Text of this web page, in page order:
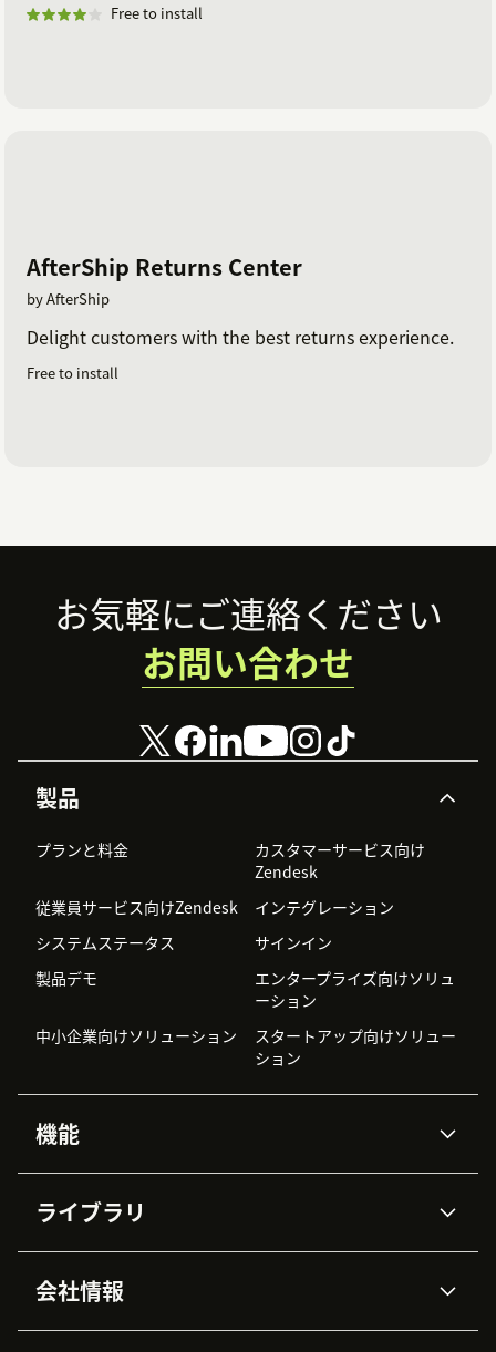
Free to install
AfterShip Returns Center
by AfterShip
Delight customers with the best returns experience.
Free to install
Footer
製品
プランと料金
カスタマーサービス向け
Zendesk
従業員サービス向けZendesk
インテグレーション
システムステータス
サインイン
製品デモ
エンタープライズ向けソリュ
ーション
中小企業向けソリューション
スタートアップ向けソリュー
ション
機能
Zendesk AI
高度なデータプライバシーと
データ保護
ナレッジベース
ライブラリ
APIと開発者向け情報
AI研究
イベント情報
会社情報
お気軽にご連絡ください
お問い合わせ